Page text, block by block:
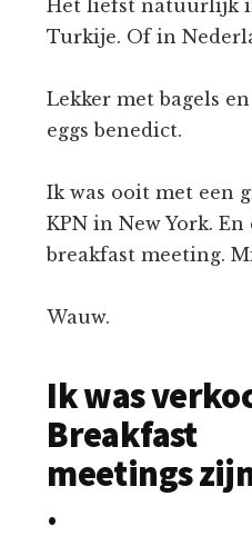
Het liefst natuurlijk
Turkije. Of in
Lekker met bagels
eggs benedict.
Ik was ooit met een
KPN in New York.
breakfast meeting.
Wauw.
Ik was
Breakfast
meetings
.